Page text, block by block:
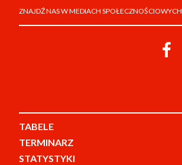
ZNAJDŹ NAS W MEDIACH SPOŁECZNOŚCIOWYCH
TABELE
TERMINARZ
STATYSTYKI